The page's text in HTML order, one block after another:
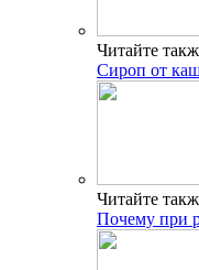
Читайте
Сироп от
Читайте
Почему при